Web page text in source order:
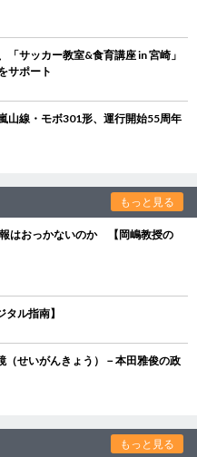
サッカー教室&食育講座 in 宮崎」
サポート
線・モボ301形、運行開始55周年
もっと見る
はおっかないのか 【岡嶋教授の
ル指南】
せいがんきょう）－本田雅俊の政
もっと見る